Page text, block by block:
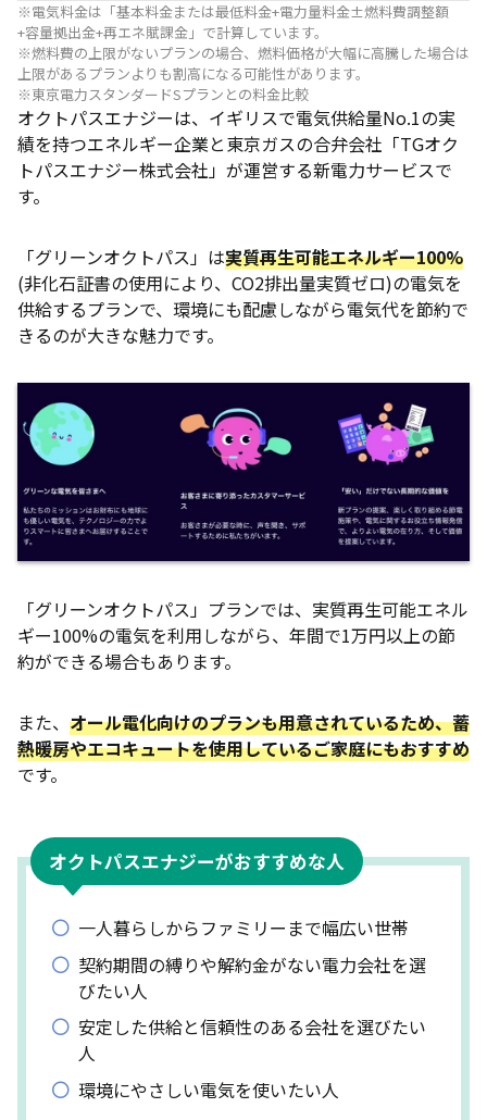
※電気料金は「基本料金または最低料金+電力量料金±燃料費調整額
+容量拠出金+再エネ賦課金」で計算しています。
※燃料費の上限がないプランの場合、燃料価格が大幅に高騰した場合は
上限があるプランよりも割高になる可能性があります。
※東京電力スタンダードSプランとの料金比較
オクトパスエナジーは、イギリスで電気供給量No.1の実
績を持つエネルギー企業と東京ガスの合弁会社「TGオク
トパスエナジー株式会社」が運営する新電力サービスで
す。
「グリーンオクトパス」は実質再生可能エネルギー100%
(非化石証書の使用により、CO2排出量実質ゼロ)の電気を
供給するプランで、環境にも配慮しながら電気代を節約で
きるのが大きな魅力です。
「グリーンオクトパス」プランでは、実質再生可能エネル
ギー100%の電気を利用しながら、年間で1万円以上の節
約ができる場合もあります。
また、 オール電化向けのプランも用意されているため、蓄
熱暖房やエコキュートを使用しているご家庭にもおすすめ
です。
オクトパスエナジーがおすすめな人
一人暮らしからファミリーまで幅広い世帯
契約期間の縛りや解約金がない電力会社を選
びたい人
安定した供給と信頼性のある会社を選びたい
人
環境にやさしい電気を使いたい人